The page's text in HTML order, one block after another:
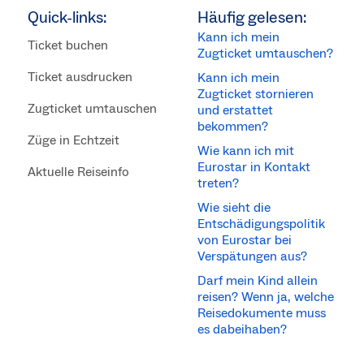
Quick-links:
Ticket buchen
Ticket ausdrucken
Zugticket umtauschen
Züge in Echtzeit
Aktuelle Reiseinfo
Häufig gelesen:
Kann ich mein
Zugticket umtauschen?
Kann ich mein
Zugticket stornieren
und erstattet
bekommen?
Wie kann ich mit
Eurostar in Kontakt
treten?
Wie sieht die
Entschädigungspolitik
von Eurostar bei
Verspätungen aus?
Darf mein Kind allein
reisen? Wenn ja, welche
Reisedokumente muss
es dabeihaben?